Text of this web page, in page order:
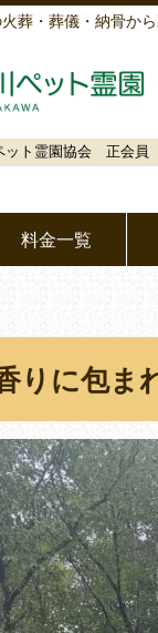
葬・葬儀・納骨か
ト霊園協会 正会員
料金一覧
りに包ま